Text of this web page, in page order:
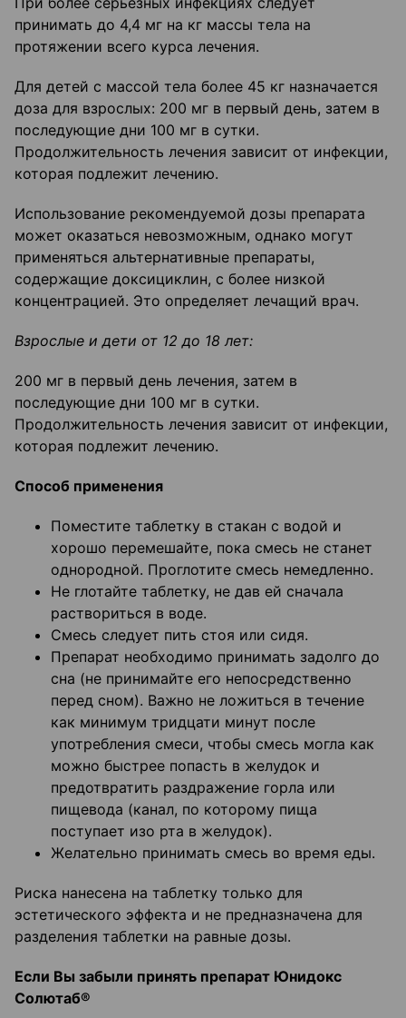
принимать до 4,4 мг на кг массы тела на
протяжении всего курса лечения.
Для детей с массой тела более 45 кг назначается
доза для взрослых: 200 мг в первый день, затем в
последующие дни 100 мг в сутки.
Продолжительность лечения зависит от инфекции,
которая подлежит лечению.
Использование рекомендуемой дозы препарата
может оказаться невозможным, однако могут
применяться альтернативные препараты,
содержащие доксициклин, с более низкой
концентрацией. Это определяет лечащий врач.
Взрослые и дети от 12 до 18 лет:
200 мг в первый день лечения, затем в
последующие дни 100 мг в сутки.
Продолжительность лечения зависит от инфекции,
которая подлежит лечению.
Способ применения
Поместите таблетку в стакан с водой и
хорошо перемешайте, пока смесь не станет
однородной. Проглотите смесь немедленно.
Не глотайте таблетку, не дав ей сначала
раствориться в воде.
Смесь следует пить стоя или сидя.
Препарат необходимо принимать задолго до
сна (не принимайте его непосредственно
перед сном). Важно не ложиться в течение
как минимум тридцати минут после
употребления смеси, чтобы смесь могла как
можно быстрее попасть в желудок и
предотвратить раздражение горла или
пищевода (канал, по которому пища
поступает изо рта в желудок).
Желательно принимать смесь во время еды.
Риска нанесена на таблетку только для
эстетического эффекта и не предназначена для
разделения таблетки на равные дозы.
Если Вы забыли принять препарат Юнидокс
Солютаб®